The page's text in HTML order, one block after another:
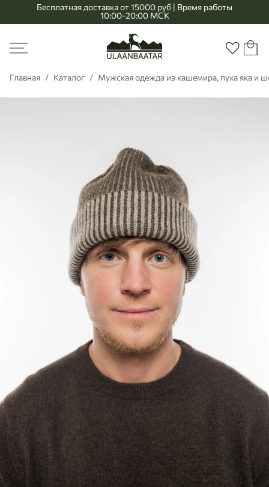
Бесплатная доставка от 15000 руб | Время работы
10:00-20:00 МСК
Меню
Главная
Главная Каталог Мужская одежда из кашемира, пуха яка и